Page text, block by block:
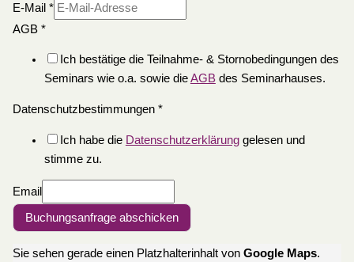
E-Mail *
AGB *
Ich bestätige die Teilnahme- & Stornobedingungen des
Seminars wie o.a. sowie dieAGBdes Seminarhauses.
Datenschutzbestimmungen *
Ich habe die Datenschutzerklärunggelesen und
stimme zu.
Email
Buchungsanfrage abschicken
Sie sehen gerade einen Platzhalterinhalt von Google Maps.